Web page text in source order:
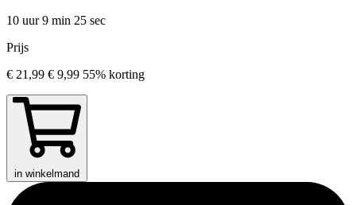
10 uur 9 min 25 sec
Prijs
€ 21,99 € 9,99 55% korting
in winkelmand